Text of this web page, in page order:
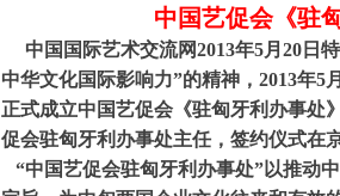
中国艺促会《驻
中国国际艺术交流网2013年5月20日
中华文化国际影响力”的精神，2013年5
正式成立中国艺促会《驻匈牙利办事处
促会驻匈牙利办事处主任，签约仪式在
“中国艺促会驻匈牙利办事处”以推动